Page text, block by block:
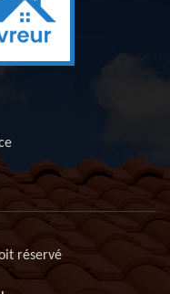
réservé